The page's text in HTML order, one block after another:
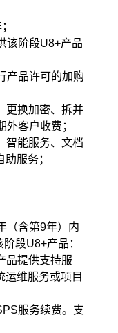
该阶段U8+产品
产品许可的加购
更换加密、拆并
客户收费；
智能服务、文档
服务；
（含第9年）内
段U8+产品：
品提供支持服
运维服务或项目
服务续费。支